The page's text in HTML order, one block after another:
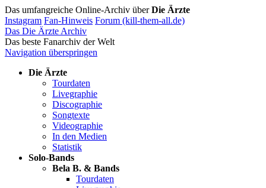
Das umfangreiche Online-Archiv überDie Ärzte
Instagram Fan-Hinweis Forum (kill-them-all.de)
Das Die Ärzte Archiv
Das beste Fanarchiv der Welt
Navigation überspringen
Die Ärzte
Tourdaten
Livegraphie
Discographie
Songtexte
Videographie
In den Medien
Statistik
Solo-Bands
Bela B. & Bands
Tourdaten